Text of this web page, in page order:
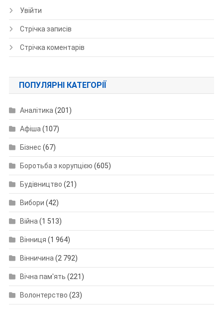
Увійти
Стрічка записів
Стрічка коментарів
ПОПУЛЯРНІ КАТЕГОРІЇ
Аналітика(201)
Афіша(107)
Бізнес (67)
Боротьба з корупцією (605)
Будівництво (21)
Вибори (42)
Війна(1 513)
Вінниця (1 964)
Вінничина(2 792)
Вічна пам'ять (221)
Волонтерство (23)